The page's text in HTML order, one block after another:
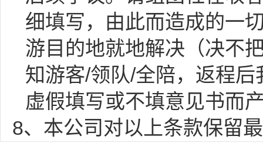
细填写，由此而造成的一
游目的地就地解决（决不
知游客/领队/全陪，返程
虚假填写或不填意见书而
8、本公司对以上条款保留